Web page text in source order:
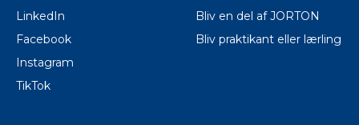
LinkedIn
Facebook
Instagram
TikTok
Bliv en del af JORTON
Bliv praktikant eller lærling